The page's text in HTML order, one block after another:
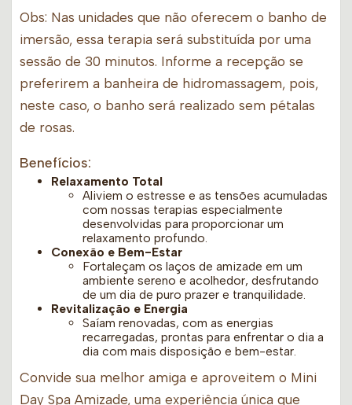
Obs: Nas unidades que não oferecem o banho de
imersão, essa terapia será substituída por uma
sessão de 30 minutos. Informe a recepção se
preferirem a banheira de hidromassagem, pois,
neste caso, o banho será realizado sem pétalas
de rosas.
Benefícios:
Relaxamento Total
Aliviem o estresse e as tensões acumuladas
com nossas terapias especialmente
desenvolvidas para proporcionar um
relaxamento profundo.
Conexão e Bem-Estar
Fortaleçam os laços de amizade em um
ambiente sereno e acolhedor, desfrutando
de um dia de puro prazer e tranquilidade.
Revitalização e Energia
Saíam renovadas, com as energias
recarregadas, prontas para enfrentar o dia a
dia com mais disposição e bem-estar.
Convide sua melhor amiga e aproveitem o Mini
Day Spa Amizade, uma experiência única que